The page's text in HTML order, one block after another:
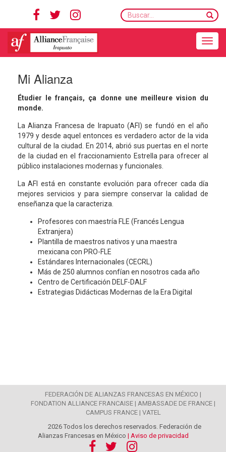
Buscar...
Mi Alianza
Étudier le français, ça donne une meilleure vision du
monde.
La Alianza Francesa de Irapuato (AFI) se fundó en el año
1979 y desde aquel entonces es verdadero actor de la vida
cultural de la ciudad. En 2014, abrió sus puertas en el norte
de la ciudad en el fraccionamiento Estrella para ofrecer al
público instalaciones modernas y funcionales.
La AFI está en constante evolución para ofrecer cada día
mejores servicios y para siempre conservar la calidad de
enseñanza que la caracteriza.
Profesores con maestría FLE (Francés Lengua
Extranjera)
Plantilla de maestros nativos y una maestra
mexicana con PRO-FLE
Estándares Internacionales (CECRL)
Más de 250 alumnos confían en nosotros cada año
Centro de Certificación DELF-DALF
Estrategias Didácticas Modernas de la Era Digital
FEDERACIÓN DE ALIANZAS FRANCESAS EN MÉXICO |
FONDATION ALLIANCE FRANCAISE | AMBASSADE DE FRANCE |
CAMPUS FRANCE | VATEL
2026 Todos los derechos reservados. Federación de
Alianzas Francesas en México | Aviso de privacidad